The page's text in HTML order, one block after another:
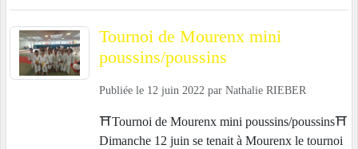
Tournoi de Mourenx mini
poussins/poussins
Publiée le 12 juin 2022 par Nathalie RIEBER
⛩Tournoi de Mourenx mini poussins/poussins⛩
Dimanche 12 juin se tenait à Mourenx le tournoi